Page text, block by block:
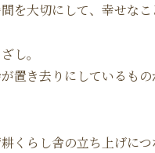
を大切にして、幸せな
し。
置き去りにしているもの
くらし舎の立ち上げに